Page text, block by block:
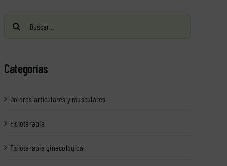
Categorías
Dolores articulares y musculares
Fisioterapia
Fisioterapia ginecológica